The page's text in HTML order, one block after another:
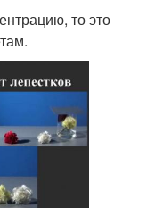
то это